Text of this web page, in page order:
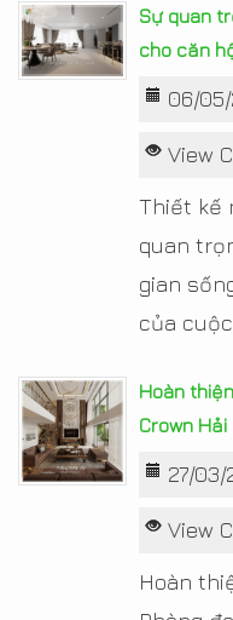
Sự quan
cho căn
06/
View
Thiết kế
quan
gian
của
Hoàn
Crown Hải
27/03/
View
Hoàn